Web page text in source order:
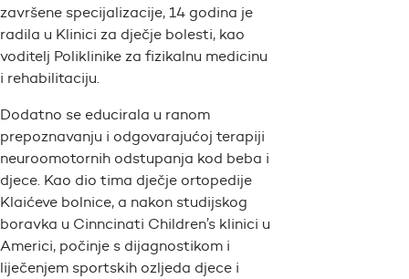
završene specijalizacije, 14 godina je
radila u Klinici za dječje bolesti, kao
voditelj Poliklinike za fizikalnu medicinu
i rehabilitaciju.
Dodatno se educirala u ranom
prepoznavanju i odgovarajućoj terapiji
neuroomotornih odstupanja kod beba i
djece. Kao dio tima dječje ortopedije
Klaićeve bolnice, a nakon studijskog
boravka u Cinncinati Children’s klinici u
Americi, počinje s dijagnostikom i
liječenjem sportskih ozljeda djece i